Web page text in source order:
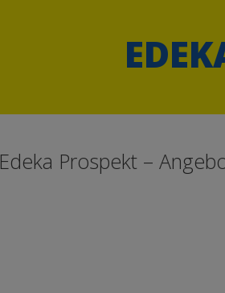
Edeka Prospekt –